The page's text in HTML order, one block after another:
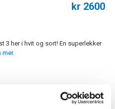
kr 2600
3 her i hvit og sort! En superlekker
mer.